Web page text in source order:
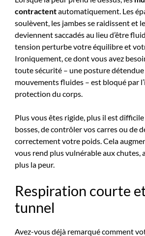
contractentautomatiquement. Les
soulèvent, les jambes se raidissent et
deviennent saccadés au lieu d’être
tension perturbe votre équilibre et
Ironiquement, ce dont vous avez
toute sécurité – une posture détendue
mouvements fluides – est bloqué par
protection du corps.
Plus vous êtes rigide, plus il est difficile
bosses, de contrôler vos carres ou de
correctement votre poids. Cela
vous rend plus vulnérable aux chutes,
plus la peur.
Respiration courte
tunnel
Avez-vous déjà remarqué comment